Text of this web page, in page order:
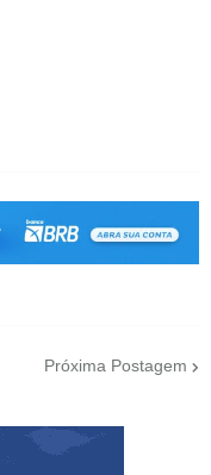
Próxima Postagem